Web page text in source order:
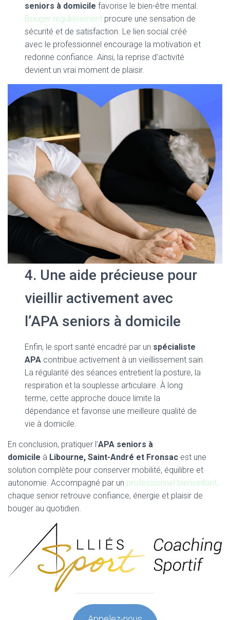
seniors à domicile favorise le bien-être mental.
Bouger régulièrement procure une sensation de
sécurité et de satisfaction. Le lien social créé
avec le professionnel encourage la motivation et
redonne confiance. Ainsi, la reprise d’activité
devient un vrai moment de plaisir.
4. Une aide précieuse pour
vieillir activement avec
l’APA seniors à domicile
Enfin, le sport santé encadré par un spécialiste
APA contribue activement à un vieillissement sain.
La régularité des séances entretient la posture, la
respiration et la souplesse articulaire. À long
terme, cette approche douce limite la
dépendance et favorise une meilleure qualité de
vie à domicile.
En conclusion, pratiquer l’APA seniors à
domicile à Libourne, Saint-André et Fronsac est une
solution complète pour conserver mobilité, équilibre et
autonomie. Accompagné par un professionnel bienveillant,
chaque senior retrouve confiance, énergie et plaisir de
bouger au quotidien.